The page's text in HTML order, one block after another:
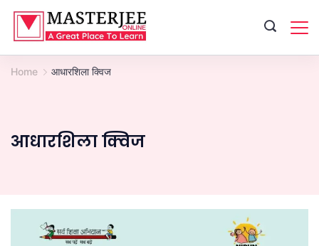
Skip
content
Home आधारशिला क्विज
आधारशिला क्विज